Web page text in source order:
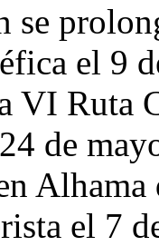
se
el 9
VI Ruta
de
el 7